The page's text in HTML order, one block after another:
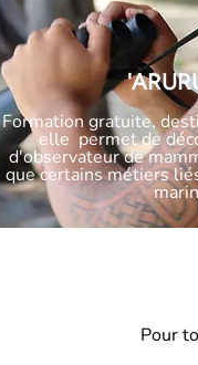
Formation gratuite,
elle permet de
d'observateur de
que certains métiers
Pour